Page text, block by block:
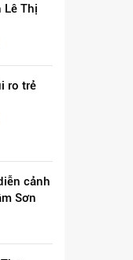
Lê Thị
ro trẻ
cảnh
Sơn